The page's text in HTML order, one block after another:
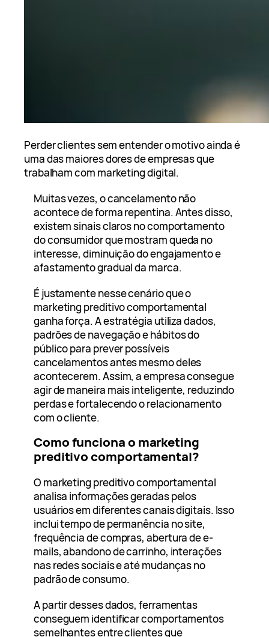
Perder clientes sem entender o motivo ainda é
uma das maiores dores de empresas que
trabalham com marketing digital.
Muitas vezes, o cancelamento não
acontece de forma repentina. Antes disso,
existem sinais claros no comportamento
do consumidor que mostram queda no
interesse, diminuição do engajamento e
afastamento gradual da marca.
É justamente nesse cenário que o
marketing preditivo comportamental
ganha força. A estratégia utiliza dados,
padrões de navegação e hábitos do
público para prever possíveis
cancelamentos antes mesmo deles
acontecerem. Assim, a empresa consegue
agir de maneira mais inteligente, reduzindo
perdas e fortalecendo o relacionamento
com o cliente.
Como funciona o marketing
preditivo comportamental?
O marketing preditivo comportamental
analisa informações geradas pelos
usuários em diferentes canais digitais. Isso
inclui tempo de permanência no site,
frequência de compras, abertura de e-
mails, abandono de carrinho, interações
nas redes sociais e até mudanças no
padrão de consumo.
A partir desses dados, ferramentas
conseguem identificar comportamentos
semelhantes entre clientes que